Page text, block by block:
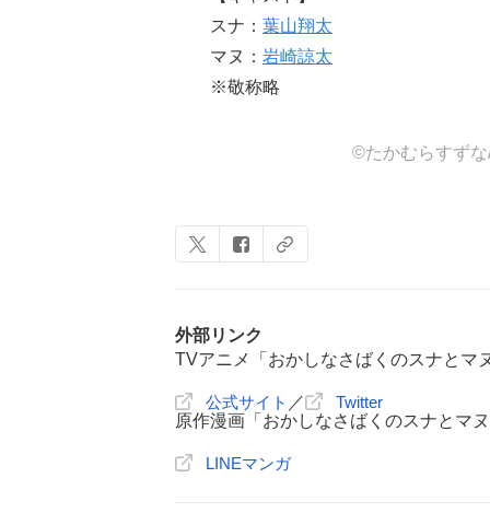
スナ： 葉山翔太
マヌ： 岩崎諒太
※敬称略
©たかむらすず
外部リンク
TVアニメ「おかしなさばくのスナとマ
公式サイト ／
Twitter
原作漫画「おかしなさばくのスナとマ
LINEマンガ